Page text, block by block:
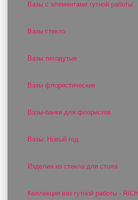
Вазы с элементами гутной работы
Вазы стекло
Вазы тиходутые
Вазы флористические
Вазы-банки для флористов
Вазы: Новый год
Изделия из стекла для стола
Коллекция ваз гутной работы - RICH